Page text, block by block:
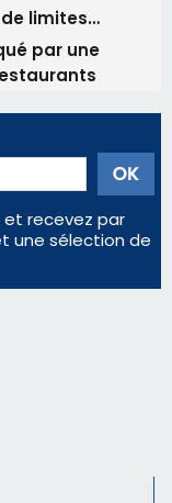
recevez par
une sélection de